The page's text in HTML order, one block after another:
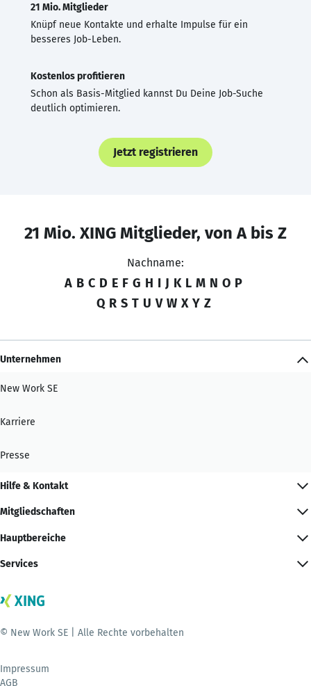
21 Mio. Mitglieder
Knüpf neue Kontakte und erhalte Impulse für ein
besseres Job-Leben.
Kostenlos profitieren
Schon als Basis-Mitglied kannst Du Deine Job-Suche
deutlich optimieren.
Jetzt registrieren
21 Mio. XING Mitglieder, von A bis Z
Nachname:
A B C D E F G H I J K L M N O P
Q R S T U V W X Y Z
Unternehmen
New Work SE
Karriere
Presse
Hilfe & Kontakt
Mitgliedschaften
Hauptbereiche
Services
© New Work SE | Alle Rechte vorbehalten
Impressum
AGB